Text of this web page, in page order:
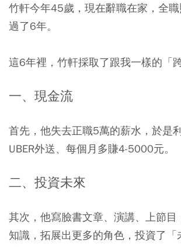
竹軒今年45歲，現在辭職在家，全
過了6年。
這6年裡，竹軒採取了跟我一樣的「
一、現金流
首先，他失去正職5萬的薪水，於是
UBER外送、每個月多賺4-5000元。
二、投資未來
其次，他寫臉書文章、演講、上節目
知識，拓展出更多的角色，投資了「